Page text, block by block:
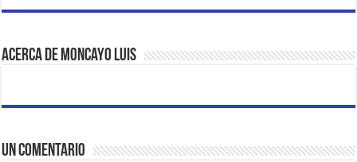
Acerca de Moncayo Luis
Un comentario